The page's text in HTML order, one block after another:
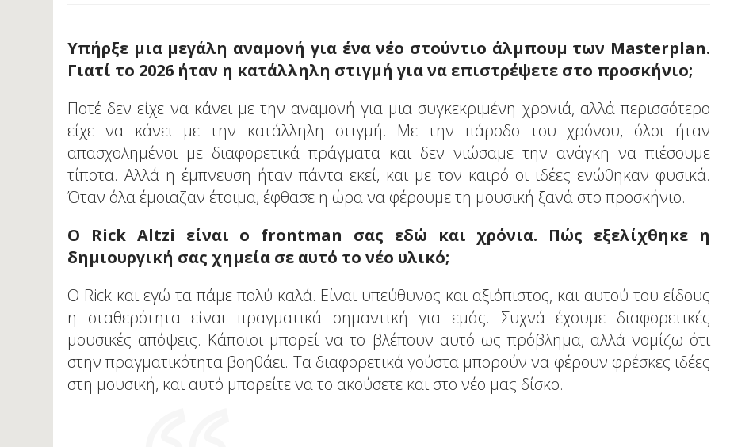
Υπήρξε μια μεγάλη αναμονή για ένα νέο στούντιο άλμπουμ των Masterplan.
Γιατί το 2026 ήταν η κατάλληλη στιγμή για να επιστρέψετε στο προσκήνιο;
Ποτέ δεν είχε να κάνει με την αναμονή για μια συγκεκριμένη χρονιά, αλλά περισσότερο
είχε να κάνει με την κατάλληλη στιγμή. Με την πάροδο του χρόνου, όλοι ήταν
απασχολημένοι με διαφορετικά πράγματα και δεν νιώσαμε την ανάγκη να πιέσουμε
τίποτα. Αλλά η έμπνευση ήταν πάντα εκεί, και με τον καιρό οι ιδέες ενώθηκαν φυσικά.
Όταν όλα έμοιαζαν έτοιμα, έφθασε η ώρα να φέρουμε τη μουσική ξανά στο προσκήνιο.
Ο Rick Altzi είναι ο frontman σας εδώ και χρόνια. Πώς εξελίχθηκε η
δημιουργική σας χημεία σε αυτό το νέο υλικό;
Ο Rick και εγώ τα πάμε πολύ καλά. Είναι υπεύθυνος και αξιόπιστος, και αυτού του είδους
η σταθερότητα είναι πραγματικά σημαντική για εμάς. Συχνά έχουμε διαφορετικές
μουσικές απόψεις. Κάποιοι μπορεί να το βλέπουν αυτό ως πρόβλημα, αλλά νομίζω ότι
στην πραγματικότητα βοηθάει. Τα διαφορετικά γούστα μπορούν να φέρουν φρέσκες ιδέες
στη μουσική, και αυτό μπορείτε να το ακούσετε και στο νέο μας δίσκο.